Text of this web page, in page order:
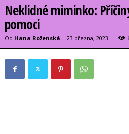
Neklidné miminko:
pomoci
Od Hana Roženská - 23 března, 2023